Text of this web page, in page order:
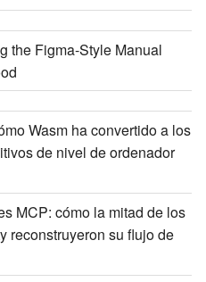
the Figma-Style Manual
Wasm ha convertido a los
de nivel de ordenador
MCP: cómo la mitad de los
reconstruyeron su flujo de